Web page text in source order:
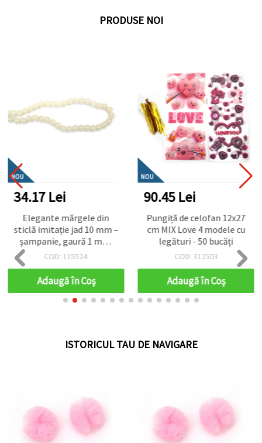
PRODUSE NOI
NOU
34.17 Lei
Elegante mărgele din
sticlă imitație jad 10 mm –
șampanie, gaură 1 mm,
șirag ~85 bucăți – perfecte
pentru bijuterii de lux,
handmade/DIY
COD: 115524
Adaugă în Coş
NOU
90.45 Lei
Pungiță de celofan 12x27
cm MIX Love 4 modele cu
legături - 50 bucăți
COD: 312503
Adaugă în Coş
ISTORICUL TAU DE NAVIGARE